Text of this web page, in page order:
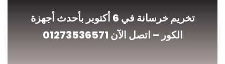
تخريم خرسانة في 6 أكتوبر بأحدث أجهزة
الكور – اتصل الآن 01273536571